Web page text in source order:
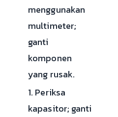
menggunakan
multimeter;
ganti
komponen
yang rusak.
1. Periksa
kapasitor; ganti